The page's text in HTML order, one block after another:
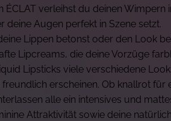
verleihst du deinen
Augen perfekt in Szene setzt.
Lippen betonst oder den Look
Lipcreams, die deine Vorzüge
Lipsticks viele verschiedene
erscheinen. Ob knallrot
alle ein intensives und
Attraktivität sowie deine